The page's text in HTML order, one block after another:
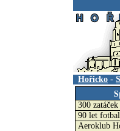
Hořicko -
300
90 let
Aeroklub